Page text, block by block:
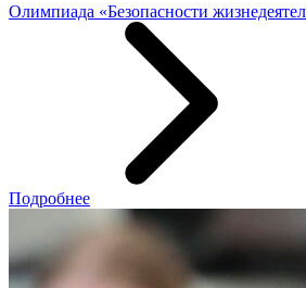
Олимпиада «Безопасности
Подробнее